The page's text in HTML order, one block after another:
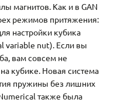
магнитов. Как и в GAN
режимов притяжения:
настройки кубика
variable nut). Если вы
вам совсем не
кубике. Новая система
пружины без лишних
также была